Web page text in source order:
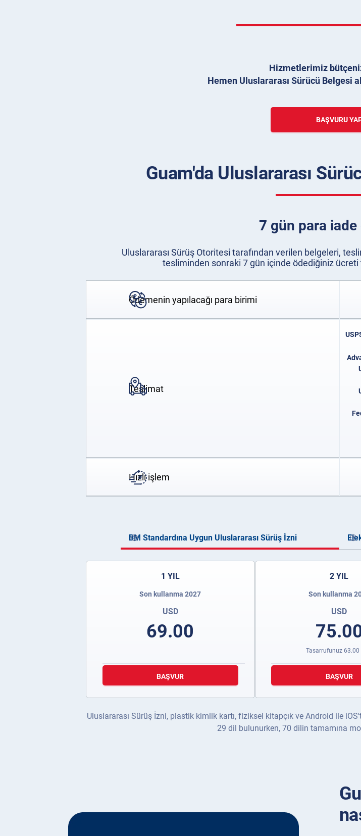
Hizmetlerimiz
Hemen Uluslararası Sürücü Belgesi
BAŞVURU
Guam'da Uluslararası
7 gün para
Uluslararası Sürüş Otoritesi tarafından verilen belgeleri,
tesliminden sonraki 7 gün içinde ödediğiniz ücreti
Ödemenin yapılacağı para birimi
Teslimat
Hızlı işlem
BM Standardına Uygun Uluslararası Sürüş İzni
1 YIL
Son kullanma 2027
USD
69.00
BAŞVUR
2 YIL
Son kullanma
USD
Tasarrufunuz 63.00
BAŞVUR
Uluslararası Sürüş İzni, plastik kimlik kartı, fiziksel kitapçık ve Android ile
29 dil bulunurken, 70 dilin tamamına